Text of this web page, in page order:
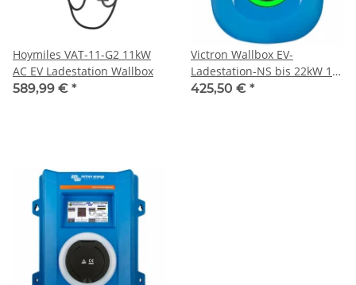
Hoymiles VAT-11-G2 11kW
AC EV Ladestation Wallbox
589,99 € *
Victron Wallbox EV-
Ladestation-NS bis 22kW 1-
und 3-phasig Elektroauto
425,50 € *